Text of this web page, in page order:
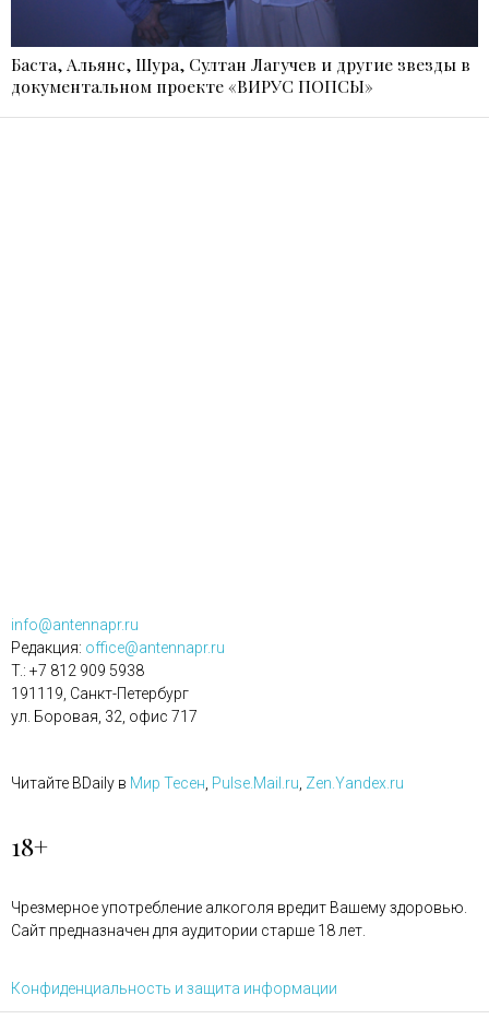
Баста, Альянс, Шура, Султан Лагучев и другие звезды в
документальном проекте «ВИРУС ПОПСЫ»
info@antennapr.ru
Редакция: office@antennapr.ru
T.: +7 812 909 5938
191119, Санкт-Петербург
ул. Боровая, 32, офис 717
Читайте BDaily в Мир Тесен Pulse.Mail.ru Zen.Yandex.ru
18+
Чрезмерное употребление алкоголя вредит Вашему здоровью.
Сайт предназначен для аудитории старше 18 лет.
Конфиденциальность и защита информации